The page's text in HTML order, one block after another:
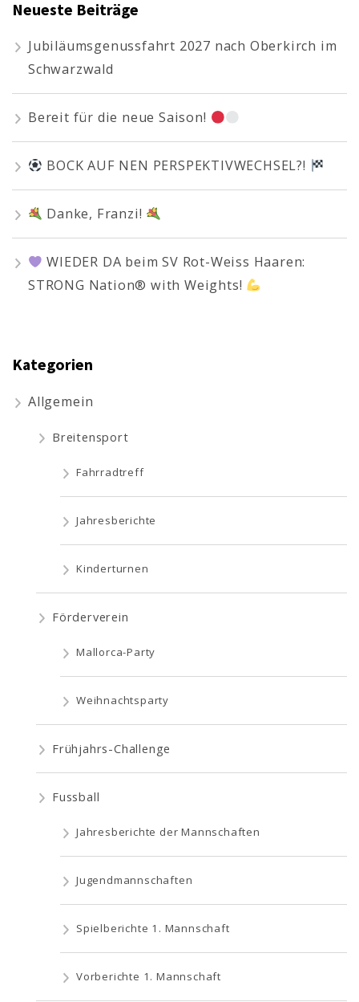
Neueste Beiträge
Jubiläumsgenussfahrt 2027 nach Oberkirch im
Schwarzwald
Bereit für die neue Saison!
BOCK AUF NEN PERSPEKTIVWECHSEL?!
Danke, Franzi!
WIEDER DA beim SV Rot-Weiss Haaren:
STRONG Nation® with Weights!
Kategorien
Allgemein
Breitensport
Fahrradtreff
Jahresberichte
Kinderturnen
Förderverein
Mallorca-Party
Weihnachtsparty
Frühjahrs-Challenge
Fussball
Jahresberichte der Mannschaften
Jugendmannschaften
Spielberichte 1. Mannschaft
Vorberichte 1. Mannschaft